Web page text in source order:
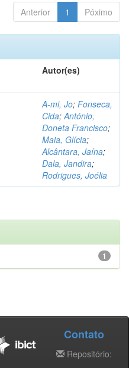
Anterior 1 Póximo
Autor(es)
A-mi, Jo; Fonseca,
Cida;António,
Doneta Francisco;
Maia, Glícia;
Alcântara, Jaína;
Dala, Jandira;
Rodrigues, Joélia
1
Contato
Repositório: